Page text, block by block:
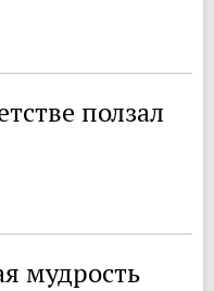
ползал
мудрость